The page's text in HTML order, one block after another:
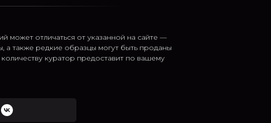
может отличаться от указанной на сайте —
также редкие образцы могут быть проданы
куратор предоставит по вашему